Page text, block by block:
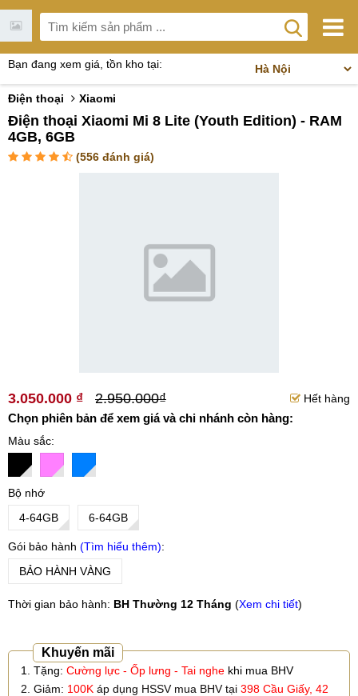
Bạn đang xem giá, tồn kho tại:
Điện thoại Xiaomi
Điện thoại Xiaomi Mi 8 Lite (Youth Edition) - RAM
4GB, 6GB
(556 đánh giá)
3.050.000 ₫ 2.950.000₫ Hết hàng
Chọn phiên bản để xem giá và chi nhánh còn hàng:
Màu sắc
Bộ nhớ
4-64GB
6-64GB
Gói bảo hành
Tìm hiểu thêm
BẢO HÀNH VÀNG
Thời gian bảo hành: BH Thường 12 Tháng (Xem chi tiết)
Khuyến mãi
1. Tặng: Cường lực - Ốp lưng - Tai nghe khi mua BHV
2. Giảm: 100K áp dụng HSSV mua BHV tại 398 Cầu Giấy, 42